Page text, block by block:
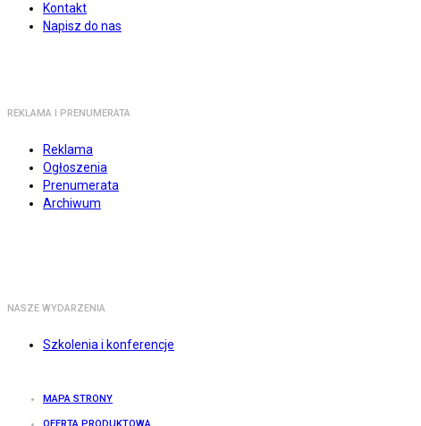
Kontakt
Napisz do nas
REKLAMA I PRENUMERATA
Reklama
Ogłoszenia
Prenumerata
Archiwum
NASZE WYDARZENIA
Szkolenia i konferencje
MAPA STRONY